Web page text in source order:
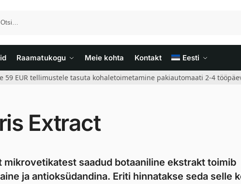
Raamatukogu Meie kohta Kontakt Eesti
59 EUR tellimustele tasuta kohaletoimetamine pakiautomaati 2-4
Extract
saadud botaaniline ekstrakt toimib
ja antioksüdandina. Eriti hinnatakse seda selle